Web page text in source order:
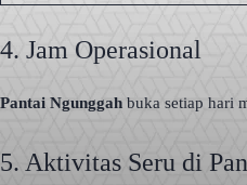
4. Jam Operasional
Pantai Ngunggah buka setiap hari
5. Aktivitas Seru di